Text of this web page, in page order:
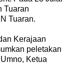
Tuaran
Tuaran.
Kerajaan
peletakan
Ketua